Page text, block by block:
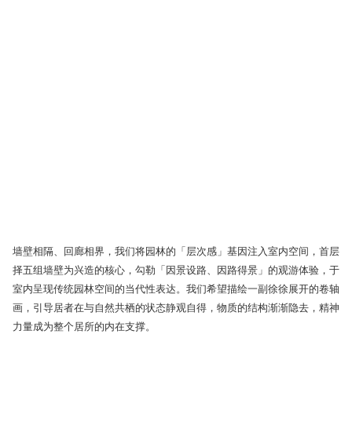
墙壁相隔、回廊相界，我们将园林的「层次感」基因注入室内空间，首层
择五组墙壁为兴造的核心，勾勒「因景设路、因路得景」的观游体验，于
室内呈现传统园林空间的当代性表达。我们希望描绘一副徐徐展开的卷轴
画，引导居者在与自然共栖的状态静观自得，物质的结构渐渐隐去，精神
力量成为整个居所的内在支撑。